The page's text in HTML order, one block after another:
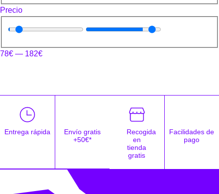
Precio
78€ — 182€
Entrega rápida
Envío gratis
+50€*
Recogida
en
tienda
gratis
Facilidades de
pago